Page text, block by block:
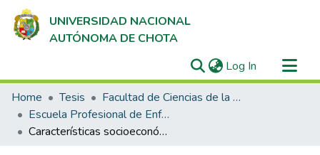
UNIVERSIDAD NACIONAL
AUTÓNOMA DE CHOTA
Log In (current)
Communities & Collections
All of DSpace
Statistics
Home Tesis
Facultad de Ciencias de la Salud
Escuela Profesional de Enfermería
Características socioeconómicas y alimentación complementaria en niños menores de 2 años P.S. Chaupelanche - Chota, 2017.